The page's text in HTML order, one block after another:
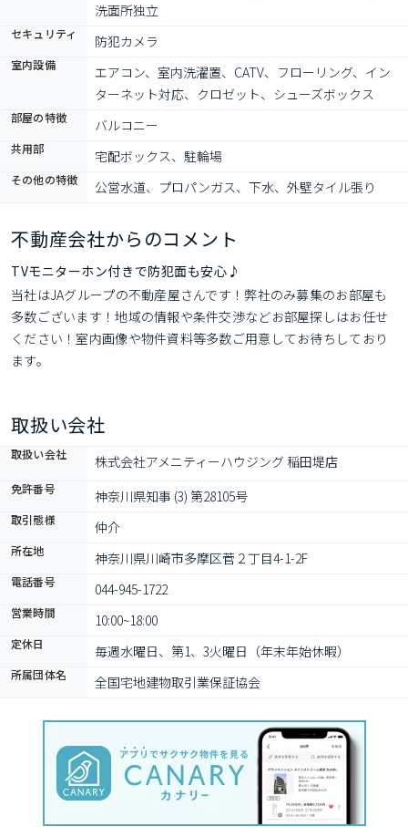
洗面所独立
セキュリティ 防犯カメラ
室内設備
エアコン、室内洗濯置、CATV、フローリング、イン
ターネット対応、クロゼット、シューズボックス
部屋の特徴 バルコニー
共用部 宅配ボックス、駐輪場
その他の特徴 公営水道、プロパンガス、下水、外壁タイル張り
不動産会社からのコメント
TVモニターホン付きで防犯面も安心♪
当社はJAグループの不動産屋さんです！弊社のみ募集のお部屋も
多数ございます！地域の情報や条件交渉などお部屋探しはお任せ
ください！室内画像や物件資料等多数ご用意してお待ちしており
ます。
取扱い会社
取扱い会社 株式会社アメニティーハウジング 稲田堤店
免許番号 神奈川県知事 (3) 第28105号
取引態様 仲介
所在地 神奈川県川崎市多摩区菅２丁目4-1-2F
電話番号 044-945-1722
営業時間 10:00~18:00
定休日 毎週水曜日、第1、3火曜日（年末年始休暇）
所属団体名 全国宅地建物取引業保証協会